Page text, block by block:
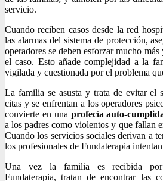
servicio.
Cuando reciben casos desde la red
las alarmas del sistema de protección,
operadores se deben esforzar mucho
el caso. Esto añade complejidad a la
vigilada y cuestionada por el problema
La familia se asusta y trata de evitar
citas y se enfrentan a los operadores
convierte en una profecía auto-
a los padres como violentos y que fallan
Cuando los servicios sociales derivan a
los profesionales de Fundaterapia
Una vez la familia es recibida por
Fundaterapia, tratan de encontrar las